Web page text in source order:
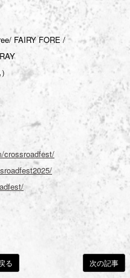
FAIRY FORE /
crossroadfest/
次の記事
る